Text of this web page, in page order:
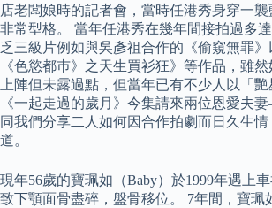
店老闆娘時的記者會，當時任港秀身穿一
非常型格。 當年任港秀在幾年間接拍過多
乏三級片例如與吳彥祖合作的《偷窺無罪
《色慾都巿》之天生買衫狂》等作品，雖
上陣但未露過點，但當年已有不少人以「艷
《一起走過的歲月》今集請來兩位恩愛夫妻
同我們分享二人如何因合作拍劇而日久生
道。
現年56歲的寶珮如（Baby）於1999年遇上
致下顎面骨盡碎，盤骨移位。 7年間，寶珮